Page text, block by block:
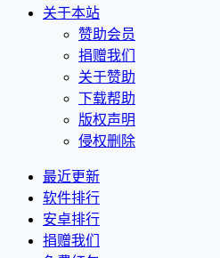
关于本站
赞助会员
捐赠我们
关于赞助
下载帮助
版权声明
侵权删除
最近更新
软件排行
安卓排行
捐赠我们